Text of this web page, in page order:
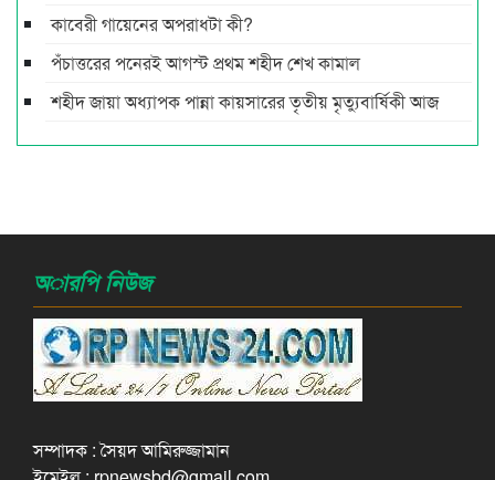
কাবেরী গায়েনের অপরাধটা কী?
পঁচাত্তরের পনেরই আগস্ট প্রথম শহীদ শেখ কামাল
শহীদ জায়া অধ্যাপক পান্না কায়সারের তৃতীয় মৃত্যুবার্ষিকী আজ
অারপি নিউজ
সম্পাদক : সৈয়দ আমিরুজ্জামান